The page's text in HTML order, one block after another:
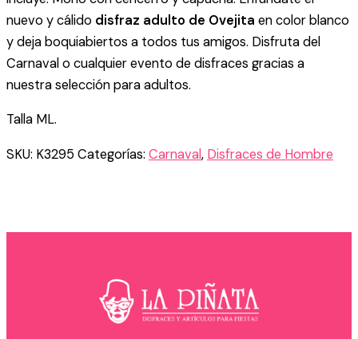
nuevo y cálido disfraz adulto de Ovejita en color blanco
y deja boquiabiertos a todos tus amigos. Disfruta del
Carnaval o cualquier evento de disfraces gracias a
nuestra selección para adultos.
Talla ML.
SKU: K3295 Categorías: Carnaval, Disfraces de Hombre